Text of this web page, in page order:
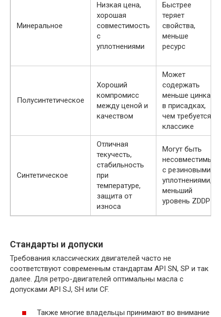
Минеральное
Низкая цена,
хорошая
совместимость
с
уплотнениями
Быстрее
теряет
свойства,
меньше
ресурс
Полусинтетическое
Хороший
компромисс
между ценой и
качеством
Может
содержать
меньше цинка
в присадках,
чем требуется
классике
Синтетическое
Отличная
текучесть,
стабильность
при
температуре,
защита от
износа
Могут быть
несовместимы
с резиновыми
уплотнениями,
меньший
уровень ZDDP
Стандарты и допуски
Требования классических двигателей часто не
соответствуют современным стандартам API SN, SP и так
далее. Для ретро-двигателей оптимальны масла с
допусками API SJ, SH или CF.
Также многие владельцы принимают во внимание